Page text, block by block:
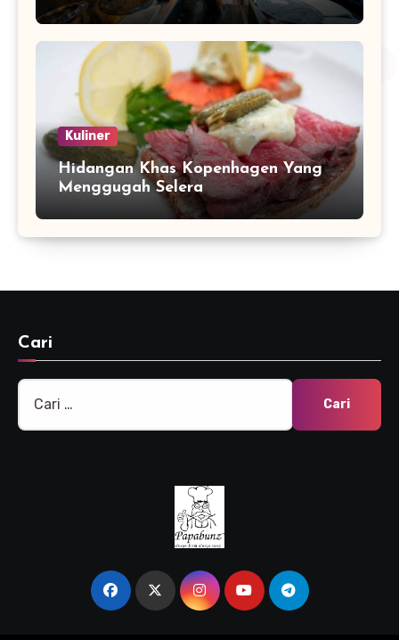
Kuliner
Hidangan Khas Kopenhagen Yang
Menggugah Selera
Cari
Cari